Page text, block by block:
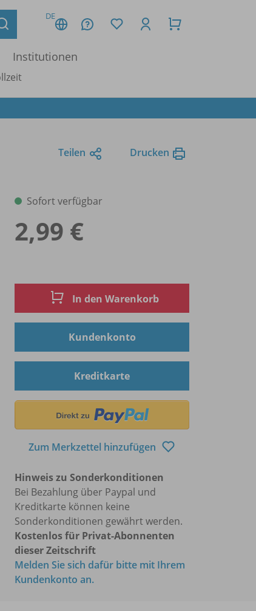
DE
Institutionen
Teilen Drucken
Sofort verfügbar
2,99 €
In den Warenkorb
Kundenkonto
Kreditkarte
Zum Merkzettel hinzufügen
Hinweis zu Sonderkonditionen
Bei Bezahlung über Paypal und
Kreditkarte können keine
Sonderkonditionen gewährt werden.
Kostenlos für Privat-Abonnenten
dieser Zeitschrift
Melden Sie sich dafür bitte mit Ihrem
Kundenkonto an.